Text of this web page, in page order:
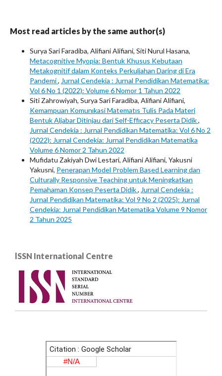
Most read articles by the same author(s)
Surya Sari Faradiba, Alifiani Alifiani, Siti Nurul Hasana,
Metacognitive Myopia: Bentuk Khusus Kebutaan
Metakognitif dalam Konteks Perkuliahan Daring di Era
Pandemi, Jurnal Cendekia : Jurnal Pendidikan Matematika:
Vol 6 No 1 (2022): Volume 6 Nomor 1 Tahun 2022
Siti Zahrowiyah, Surya Sari Faradiba, Alifiani Alifiani,
Kemampuan Komunıkasi Matematıs Tulis Pada Materi
Bentuk Aljabar Ditinjau dari Self-Effıcacy Peserta Didik,
Jurnal Cendekia : Jurnal Pendidikan Matematika: Vol 6 No 2
(2022): Jurnal Cendekia: Jurnal Pendidikan Matematika
Volume 6 Nomor 2 Tahun 2022
Mufidatu Zakiyah Dwi Lestari, Alifiani Alifiani, Yakusni
Yakusni, Penerapan Model Problem Based Learning dan
Culturally Responsive Teaching untuk Meningkatkan
Pemahaman Konsep Peserta Didik, Jurnal Cendekia :
Jurnal Pendidikan Matematika: Vol 9 No 2 (2025): Jurnal
Cendekia: Jurnal Pendidikan Matematika Volume 9 Nomor
2 Tahun 2025
lSSN International Centre